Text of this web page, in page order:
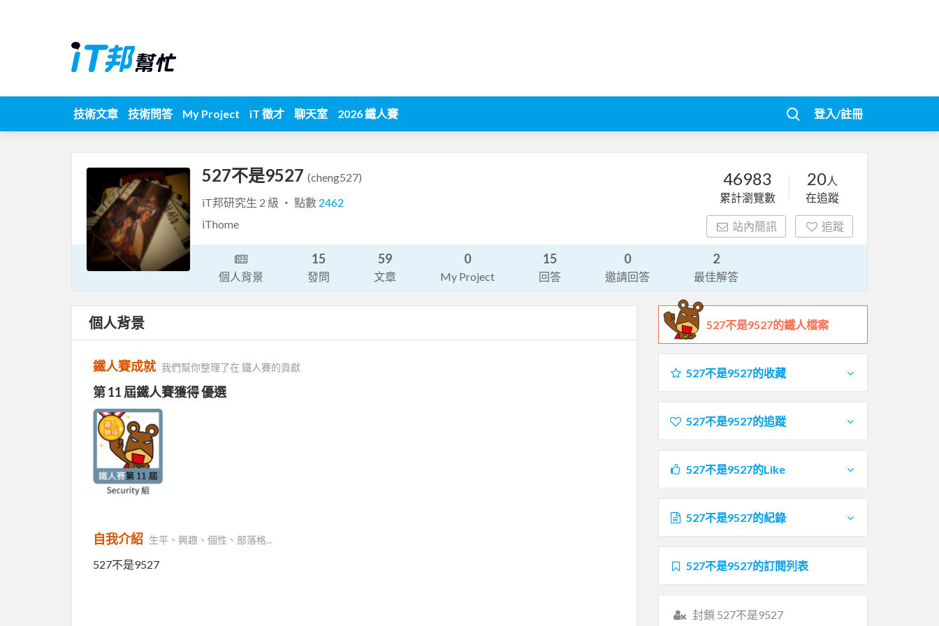
技術文章 技術問答 My Project iT 徵才 聊天室 2026 鐵人賽 登入/註冊
527不是9527 (cheng527)
iT邦研究生 2 級 ‧ 點數 2462
iThome
46983
累計瀏覽數
20人
在追蹤
站內簡訊 追蹤
個人背景
15
發問
59
文章
0
My Project
15
回答
0
邀請回答
2
最佳解答
個人背景
鐵人賽成就 我們幫你整理了在 鐵人賽的貢獻
第 11 屆鐵人賽獲得 優選
自我介紹 生平、興趣、個性、部落格...
527不是9527
527不是9527的鐵人檔案
527不是9527的收藏
527不是9527的追蹤
527不是9527的Like
527不是9527的紀錄
527不是9527的訂閱列表
封鎖 527不是9527